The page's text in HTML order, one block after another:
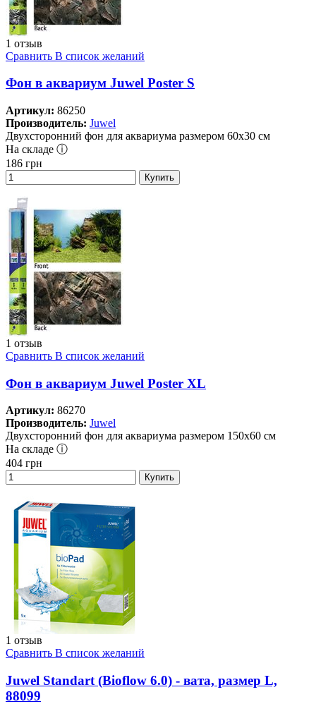
1 отзыв
Сравнить В список желаний
Фон в аквариум Juwel Poster S
Артикул: 86250
Производитель: Juwel
Двухсторонний фон для аквариума размером 60х30 см
На складе ⓘ
186 грн
Купить
1 отзыв
Сравнить В список желаний
Фон в аквариум Juwel Poster XL
Артикул: 86270
Производитель: Juwel
Двухсторонний фон для аквариума размером 150х60 см
На складе ⓘ
404 грн
Купить
1 отзыв
Сравнить В список желаний
Juwel Standart (Bioflow 6.0) - вата, размер L,
88099